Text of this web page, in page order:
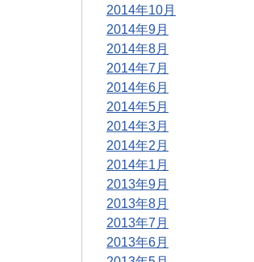
2014年10月
2014年9月
2014年8月
2014年7月
2014年6月
2014年5月
2014年3月
2014年2月
2014年1月
2013年9月
2013年8月
2013年7月
2013年6月